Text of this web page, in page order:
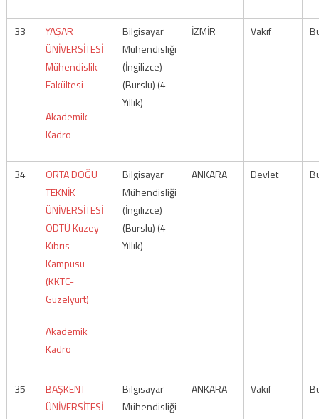
33
YAŞAR
ÜNİVERSİTESİ
Mühendislik
Fakültesi
Akademik
Kadro
Bilgisayar
Mühendisliği
(İngilizce)
(Burslu) (4
Yıllık)
İZMİR Vakıf
34
ORTA DOĞU
TEKNİK
ÜNİVERSİTESİ
ODTÜ Kuzey
Kıbrıs
Kampusu
(KKTC-
Güzelyurt)
Akademik
Kadro
Bilgisayar
Mühendisliği
(İngilizce)
(Burslu) (4
Yıllık)
ANKARA Devlet
35
BAŞKENT
ÜNİVERSİTESİ
Bilgisayar
Mühendisliği
ANKARA Vakıf